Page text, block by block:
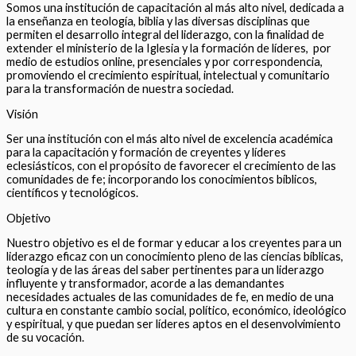
Somos una institución de capacitación al más alto nivel, dedicada a
la enseñanza en teología, biblia y las diversas disciplinas que
permiten el desarrollo integral del liderazgo, con la finalidad de
extender el ministerio de la Iglesia y la formación de líderes, por
medio de estudios online, presenciales y por correspondencia,
promoviendo el crecimiento espiritual, intelectual y comunitario
para la transformación de nuestra sociedad.
Visión
Ser una institución con el más alto nivel de excelencia académica
para la capacitación y formación de creyentes y líderes
eclesiásticos, con el propósito de favorecer el crecimiento de las
comunidades de fe; incorporando los conocimientos bíblicos,
científicos y tecnológicos.
Objetivo
Nuestro objetivo es el de formar y educar a los creyentes para un
liderazgo eficaz con un conocimiento pleno de las ciencias bíblicas,
teología y de las áreas del saber pertinentes para un liderazgo
influyente y transformador, acorde a las demandantes
necesidades actuales de las comunidades de fe, en medio de una
cultura en constante cambio social, político, económico, ideológico
y espiritual, y que puedan ser líderes aptos en el desenvolvimiento
de su vocación.